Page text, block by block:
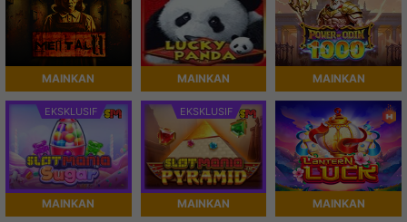
MAINKAN MAINKAN MAINKAN
EKSKLUSIF
MAINKAN
EKSKLUSIF
MAINKAN MAINKAN